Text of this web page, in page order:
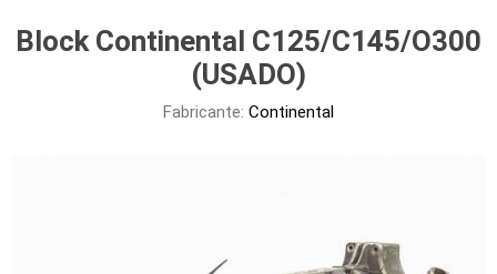
Block Continental C125/C145/O300
(USADO)
Fabricante: Continental